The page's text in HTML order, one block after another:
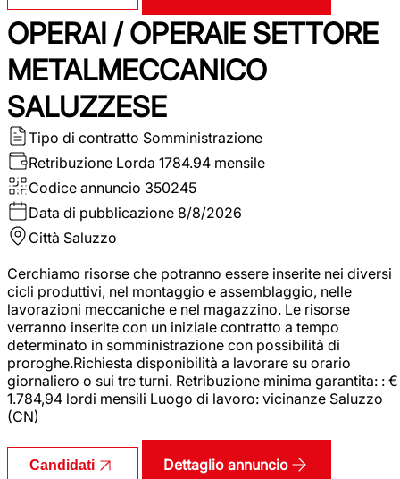
OPERAI / OPERAIE SETTORE
METALMECCANICO
SALUZZESE
Tipo di contratto Somministrazione
Retribuzione Lorda 1784.94 mensile
Codice annuncio 350245
Data di pubblicazione 8/8/2026
Città Saluzzo
Cerchiamo risorse che potranno essere inserite nei diversi
cicli produttivi, nel montaggio e assemblaggio, nelle
lavorazioni meccaniche e nel magazzino. Le risorse
verranno inserite con un iniziale contratto a tempo
determinato in somministrazione con possibilità di
proroghe.Richiesta disponibilità a lavorare su orario
giornaliero o sui tre turni. Retribuzione minima garantita: : €
1.784,94 lordi mensili Luogo di lavoro: vicinanze Saluzzo
(CN)
Candidati Dettaglio annuncio